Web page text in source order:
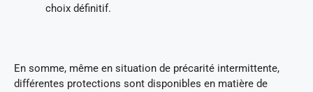
choix définitif.
En somme, même en situation de précarité intermittente,
différentes protections sont disponibles en matière de